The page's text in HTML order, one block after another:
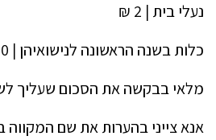
נעלי בית | 2 ₪
כלות בשנה הראשונה לנישואיהן | 0 ₪ – פטור מתשלום
מלאי בבקשה את הסכום שעליך
אנא צייני בהערות את שם המקווה